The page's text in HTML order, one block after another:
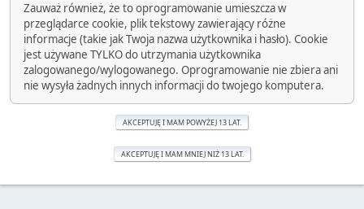
Zauważ również, że to oprogramowanie umieszcza w
przeglądarce cookie, plik tekstowy zawierający różne
informacje (takie jak Twoja nazwa użytkownika i hasło). Cookie
jest używane TYLKO do utrzymania użytkownika
zalogowanego/wylogowanego. Oprogramowanie nie zbiera ani
nie wysyła żadnych innych informacji do twojego komputera.